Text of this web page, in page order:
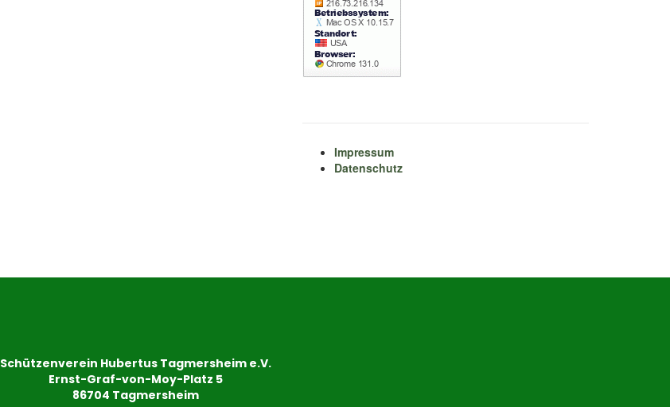
Impressum
Datenschutz
Schützenverein Hubertus Tagmersheim e.V.
Ernst-Graf-von-Moy-Platz 5
86704 Tagmersheim